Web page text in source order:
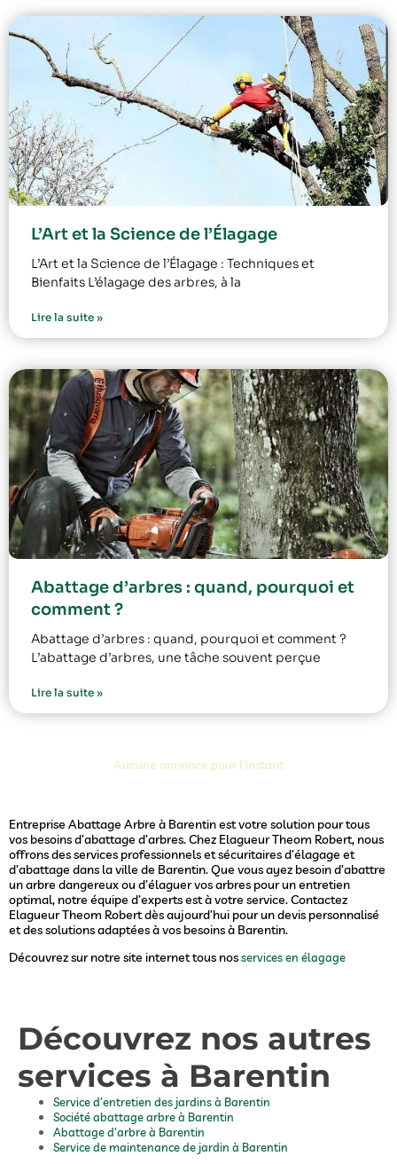
L’Art et la Science de l’Élagage
L’Art et la Science de l’Élagage : Techniques et
Bienfaits L’élagage des arbres, à la
Lire la suite »
Abattage d’arbres : quand, pourquoi et
comment ?
Abattage d’arbres : quand, pourquoi et comment ?
L’abattage d’arbres, une tâche souvent perçue
Lire la suite »
Aucune annonce pour l'instant
Entreprise Abattage Arbre à Barentin est votre solution pour tous
vos besoins d’abattage d’arbres. Chez Elagueur Theom Robert, nous
offrons des services professionnels et sécuritaires d’élagage et
d’abattage dans la ville de Barentin. Que vous ayez besoin d’abattre
un arbre dangereux ou d’élaguer vos arbres pour un entretien
optimal, notre équipe d’experts est à votre service. Contactez
Elagueur Theom Robert dès aujourd’hui pour un devis personnalisé
et des solutions adaptées à vos besoins à Barentin.
Découvrez sur notre site internet tous nosservices en élagage
Découvrez nos autres
services à Barentin
Service d’entretien des jardins à Barentin
Société abattage arbre à Barentin
Abattage d’arbre à Barentin
Service de maintenance de jardin à Barentin